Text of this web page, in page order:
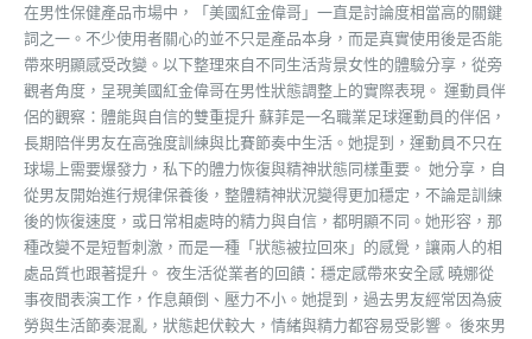
在男性保健產品市場中，「美國紅金偉哥」一直是討論度相當高的關鍵
詞之一。不少使用者關心的並不只是產品本身，而是真實使用後是否能
帶來明顯感受改變。以下整理來自不同生活背景女性的體驗分享，從旁
觀者角度，呈現美國紅金偉哥在男性狀態調整上的實際表現。 運動員伴
侶的觀察：體能與自信的雙重提升 蘇菲是一名職業足球運動員的伴侶，
長期陪伴男友在高強度訓練與比賽節奏中生活。她提到，運動員不只在
球場上需要爆發力，私下的體力恢復與精神狀態同樣重要。 她分享，自
從男友開始進行規律保養後，整體精神狀況變得更加穩定，不論是訓練
後的恢復速度，或日常相處時的精力與自信，都明顯不同。她形容，那
種改變不是短暫刺激，而是一種「狀態被拉回來」的感覺，讓兩人的相
處品質也跟著提升。 夜生活從業者的回饋：穩定感帶來安全感 曉娜從
事夜間表演工作，作息顛倒、壓力不小。她提到，過去男友經常因為疲
勞與生活節奏混亂，狀態起伏較大，情緒與精力都容易受影響。 後來男